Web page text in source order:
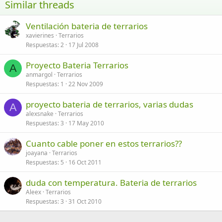
26
Trebuchet MS
Verdana
Similar threads
Ventilación bateria de terrarios
xavierines Terrarios
Respuestas 2 17 Jul 2008
A Proyecto Bateria Terrarios
anmargol Terrarios
Respuestas 1 22 Nov 2009
A proyecto bateria de terrarios, varias dudas
alexsnake Terrarios
Respuestas 3 17 May 2010
Cuanto cable poner en estos terrarios??
joayana Terrarios
Respuestas 5 16 Oct 2011
duda con temperatura. Bateria de terrarios
Aleex Terrarios
Respuestas 3 31 Oct 2010